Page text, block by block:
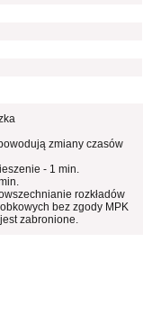
zmiany czasów
- 1 min.
rozkładów
bez zgody MPK
zabronione.